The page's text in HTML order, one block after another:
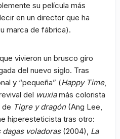
su película más
en un director que ha
marca de fábrica).
vivieron un brusco giro
del nuevo siglo. Tras
y “pequeña” (Happy Time,
del wuxiamás colorista
de Tigre y dragón(Ang Lee,
hiperesteticista tras otro:
dagas voladoras(2004), La